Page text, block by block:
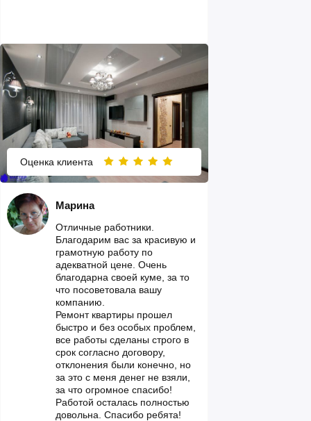
Оценка клиента
Отличные работники.
Благодарим вас за красивую и
грамотную работу по
адекватной цене. Очень
благодарна своей куме, за то
что посоветовала вашу
компанию.
Ремонт квартиры прошел
быстро и без особых проблем,
все работы сделаны строго в
срок согласно договору,
отклонения были конечно, но
за это с меня денег не взяли,
за что огромное спасибо!
Работой осталась полностью
довольна. Спасибо ребята!
Марина